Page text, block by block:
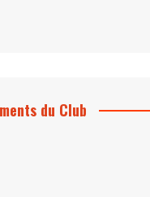
du Club